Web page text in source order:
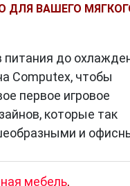
ДЛЯ ВАШЕГО
питания до
Computex, чтобы
первое игровое
которые так
и
мебель,